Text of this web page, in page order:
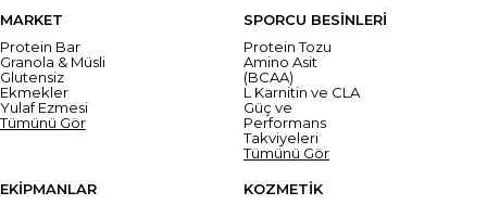
MARKET
Protein Bar
Granola & Müsli
Glutensiz
Ekmekler
Yulaf Ezmesi
Tümünü Gör
SPORCU BESİNLERİ
Protein Tozu
Amino Asit
(BCAA)
L Karnitin ve CLA
Güç ve
Performans
Takviyeleri
Tümünü Gör
EKİPMANLAR
KOZMETİK